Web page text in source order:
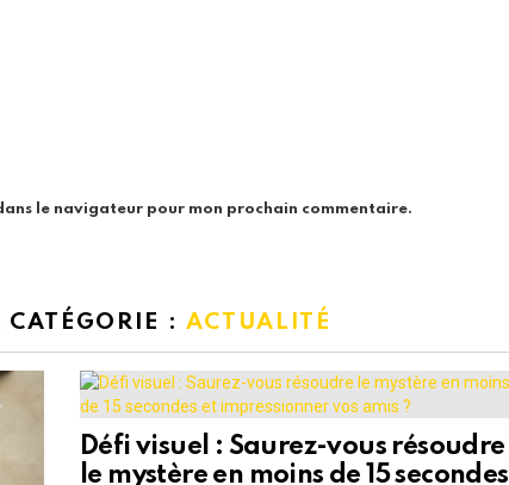
le navigateur pour mon prochain commentaire.
: ACTUALITÉ
Défi visuel : Saurez-vous résoudre
le mystère en moins de 15 secondes